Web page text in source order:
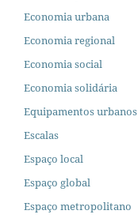
Economia urbana
Economia regional
Economia social
Economia solidária
Equipamentos urbanos
Escalas
Espaço local
Espaço global
Espaço metropolitano